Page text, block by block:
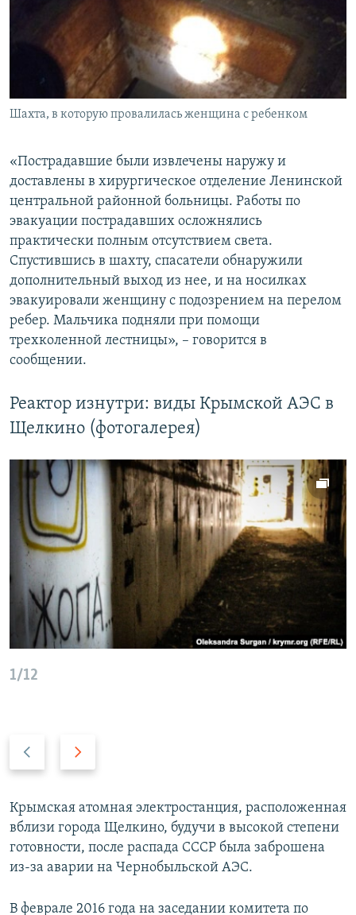
Шахта, в которую провалилась женщина с ребенком
«Пострадавшие были извлечены наружу и
доставлены в хирургическое отделение Ленинской
центральной районной больницы. Работы по
эвакуации пострадавших осложнялись
практически полным отсутствием света.
Спустившись в шахту, спасатели обнаружили
дополнительный выход из нее, и на носилках
эвакуировали женщину с подозрением на перелом
ребер. Мальчика подняли при помощи
трехколенной лестницы», – говорится в
сообщении.
Реактор изнутри: виды Крымской АЭС в
Щелкино (фотогалерея)
1/12
д
ы
д
у
и
д
у
ю
щ
й
Крымская атомная электростанция, расположенная
вблизи города Щелкино, будучи в высокой степени
готовности, после распада СССР была заброшена
из-за аварии на Чернобыльской АЭС.
В феврале 2016 года на заседании комитета по